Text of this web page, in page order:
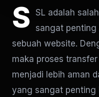
S SL adalah
sangat penting
sebuah website.
maka proses
menjadi lebih aman
yang sangat penting